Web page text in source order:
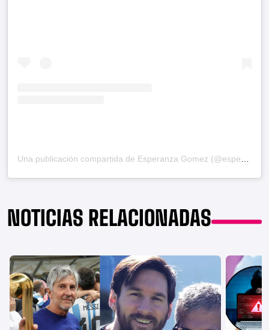
Una publicación compartida de Esperanza Gomez (@esperanzagomez)
NOTICIAS RELACIONADAS